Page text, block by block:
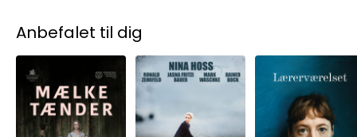
Anbefalet til dig